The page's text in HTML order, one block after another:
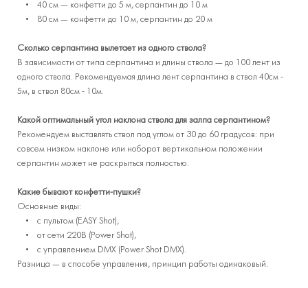
• 40 см — конфетти до 5 м, серпантин до 10 м
• 80 см — конфетти до 10 м, серпантин до 20 м
Сколько серпантина вылетает из одного ствола?
В зависимости от типа серпантина и длины ствола — до 100 лент из
одного ствола. Рекомендуемая длина лент серпантина в ствол 40см -
5м, в ствол 80см - 10м.
Какой оптимальный угол наклона ствола для залпа серпантином?
Рекомендуем выставлять ствол под углом от 30 до 60 градусов: при
совсем низком наклоне или ноборот вертикальном положении
серпантин может не раскрыться полностью.
Какие бывают конфетти-пушки?
Основные виды:
• с пультом (EASY Shot),
• от сети 220В (Power Shot),
• с управлением DMX (Power Shot DMX).
Разница — в способе управления, принцип работы одинаковый.